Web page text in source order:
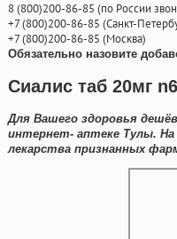
8(800)200-86-85 (по России
+7(800)200-86-85 (Санкт-
+7(800)200-86-85 (Москва)
Обязательно назовите
Сиалис таб 20мг
Для Вашего здоровья
интернет- аптеке Тулы.
лекарства признанных